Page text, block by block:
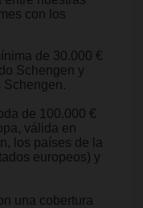
con los
de 30.000 €
Schengen y
Schengen.
de 100.000 €
válida en
los países de la
europeos) y
una cobertura